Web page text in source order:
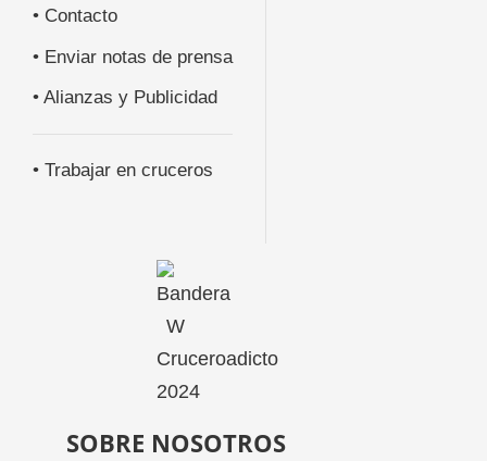
• Contacto
• Enviar notas de prensa
• Alianzas y Publicidad
• Trabajar en cruceros
SOBRE NOSOTROS